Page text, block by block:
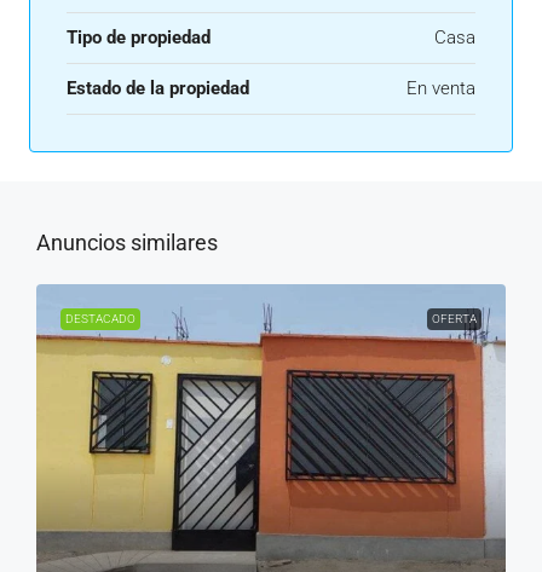
Tipo de propiedad Casa
Estado de la propiedad En venta
Anuncios similares
DESTACADO OFERTA